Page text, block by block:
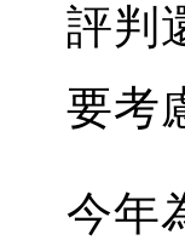
評判
要考
今年